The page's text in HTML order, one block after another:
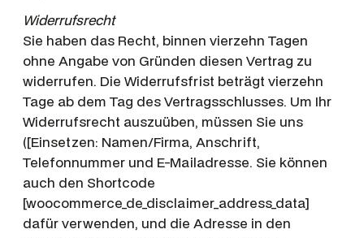
Widerrufsrecht
Sie haben das Recht, binnen vierzehn Tagen
ohne Angabe von Gründen diesen Vertrag zu
widerrufen. Die Widerrufsfrist beträgt vierzehn
Tage ab dem Tag des Vertragsschlusses. Um Ihr
Widerrufsrecht auszuüben, müssen Sie uns
([Einsetzen: Namen/Firma, Anschrift,
Telefonnummer und E-Mailadresse. Sie können
auch den Shortcode
[woocommerce_de_disclaimer_address_data]
dafür verwenden, und die Adresse in den